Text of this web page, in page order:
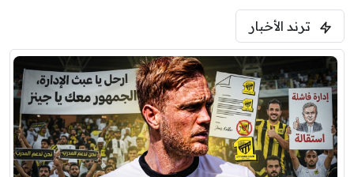
فرينتسفاروشي
برشلونة
7:00 م
مباراة ودية
نوتنغهام فورست
ترند الأخبار